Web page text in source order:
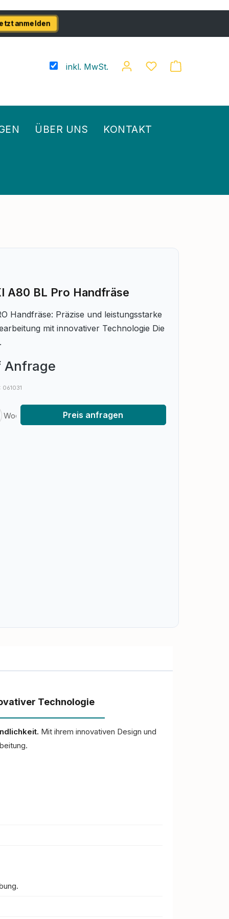
anmelden
inkl. MwSt.
ÜBER UNS KONTAKT
A80 BL Pro Handfräse
Handfräse: Präzise und leistungsstarke
mit innovativer Technologie Die
Anfrage
061031
Gib den gewünschten Wert
Woche Preis anfragen
Technologie
Mit ihrem innovativen Design und